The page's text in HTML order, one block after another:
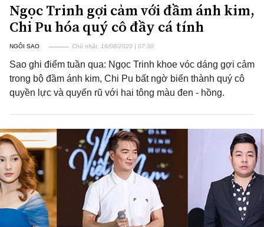
Ngọc Trinh gợi cảm với đầm ánh kim,
Chi Pu hóa quý cô đầy cá tính
NGÔI SAO Chủ nhật, 16/08/2020 | 07:30
Sao ghi điểm tuần qua: Ngọc Trinh khoe vóc dáng gợi cảm
trong bộ đầm ánh kim, Chi Pu bất ngờ biến thành quý cô
quyền lực và quyến rũ với hai tông màu đen - hồng.